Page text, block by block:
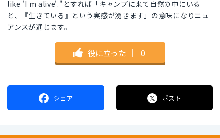
like 'I'm alive'."とすれば「キャンプに来て自然の中にいる
と、『生きている』という実感が湧きます」の意味になりニュ
アンスが通じます。
役に立った ｜ 0
シェア ポスト